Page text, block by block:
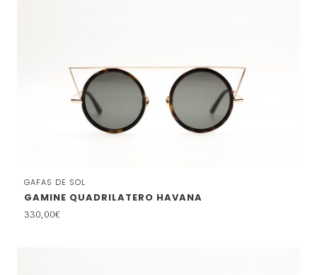
GAFAS DE SOL
GAMINE QUADRILATERO HAVANA
330,00€